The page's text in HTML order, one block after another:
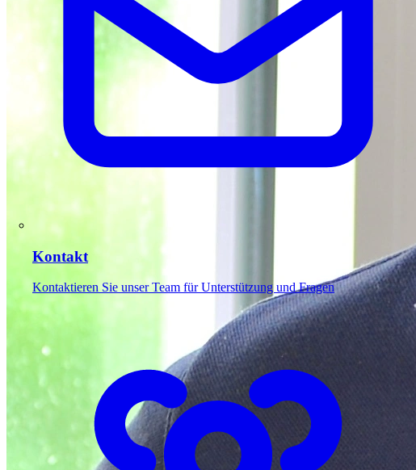
Kontakt
Kontaktieren Sie unser Team für Unterstützung und Fragen